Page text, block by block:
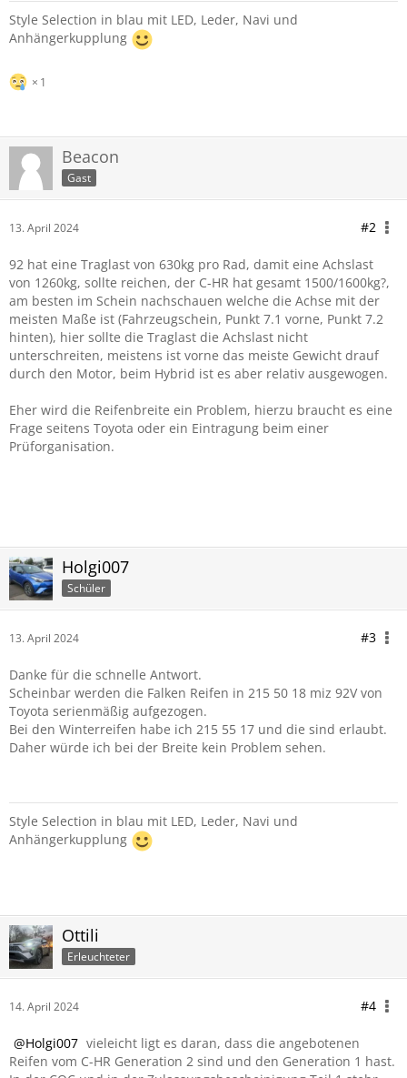
Style Selection in blau mit LED, Leder, Navi und
Anhängerkupplung
1
Beacon
Gast
13. April 2024 #2
92 hat eine Traglast von 630kg pro Rad, damit eine Achslast
von 1260kg, sollte reichen, der C-HR hat gesamt 1500/1600kg?,
am besten im Schein nachschauen welche die Achse mit der
meisten Maße ist (Fahrzeugschein, Punkt 7.1 vorne, Punkt 7.2
hinten), hier sollte die Traglast die Achslast nicht
unterschreiten, meistens ist vorne das meiste Gewicht drauf
durch den Motor, beim Hybrid ist es aber relativ ausgewogen.
Eher wird die Reifenbreite ein Problem, hierzu braucht es eine
Frage seitens Toyota oder ein Eintragung beim einer
Prüforganisation.
Holgi007
Schüler
13. April 2024 #3
Danke für die schnelle Antwort.
Scheinbar werden die Falken Reifen in 215 50 18 miz 92V von
Toyota serienmäßig aufgezogen.
Bei den Winterreifen habe ich 215 55 17 und die sind erlaubt.
Daher würde ich bei der Breite kein Problem sehen.
Style Selection in blau mit LED, Leder, Navi und
Anhängerkupplung
Ottili
Erleuchteter
14. April 2024 #4
Holgi007 vieleicht ligt es daran, dass die angebotenen
Reifen vom C-HR Generation 2 sind und den Generation 1 hast.